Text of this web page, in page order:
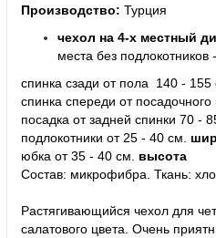
Производство: Турция
чехол на 4-х местный
места без подлокотников -
спинка сзади от пола 140 - 155
спинка спереди от
посадка от задней спинки 70 -
подлокотники от 25 - 40 см.
юбка от 35 - 40 см. высота
Состав: микрофибра. Ткань:
Растягивающийся чехол для
салатового цвета. Очень